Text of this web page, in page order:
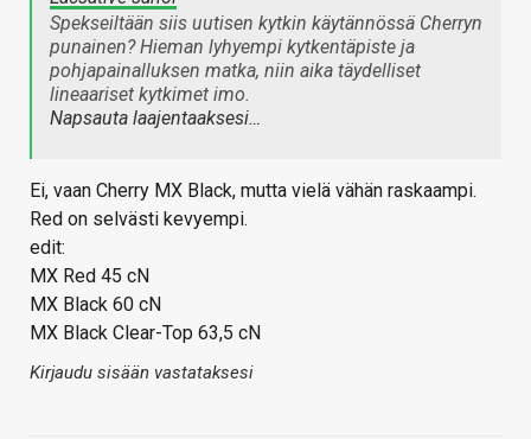
Spekseiltään siis uutisen kytkin käytännössä Cherryn
punainen? Hieman lyhyempi kytkentäpiste ja
pohjapainalluksen matka, niin aika täydelliset
lineaariset kytkimet imo.
Napsauta laajentaaksesi…
Ei, vaan Cherry MX Black, mutta vielä vähän raskaampi.
Red on selvästi kevyempi.
edit:
MX Red 45 cN
MX Black 60 cN
MX Black Clear-Top 63,5 cN
Kirjaudu sisään vastataksesi